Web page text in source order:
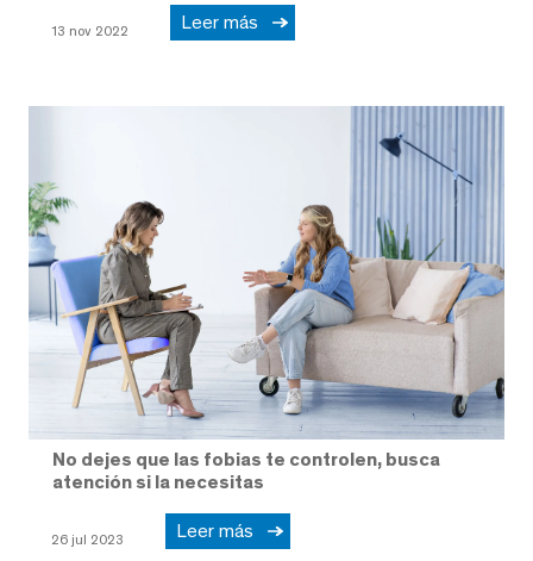
13 nov 2022 Leer más
No dejes que las fobias te controlen, busca
atención si la necesitas
26 jul 2023 Leer más